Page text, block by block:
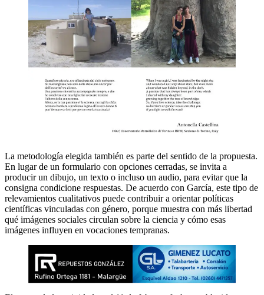
La metodología elegida también es parte del sentido de la propuesta.
En lugar de un formulario con opciones cerradas, se invita a
producir un dibujo, un texto o incluso un audio, para evitar que la
consigna condicione respuestas. De acuerdo con García, este tipo de
relevamientos cualitativos puede contribuir a orientar políticas
científicas vinculadas con género, porque muestra con más libertad
qué imágenes sociales circulan sobre la ciencia y cómo esas
imágenes influyen en vocaciones tempranas.